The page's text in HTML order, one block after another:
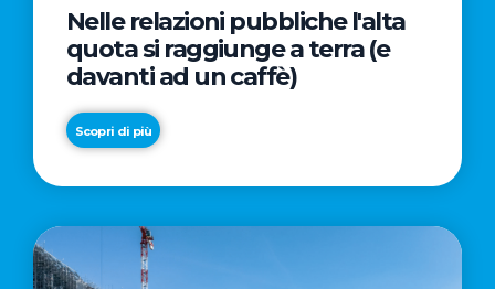
Nelle relazioni pubbliche l'alta
quota si raggiunge a terra (e
davanti ad un caffè)
Scopri di più